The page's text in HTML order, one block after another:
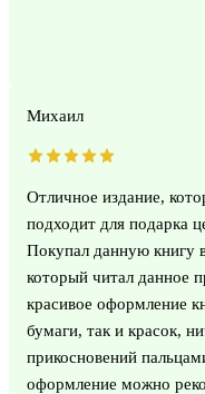
Михаил
Отличное издание,
подходит для подарка
Покупал данную книгу
который читал данное
красивое оформление
бумаги, так и красок,
прикосновений
оформление можно